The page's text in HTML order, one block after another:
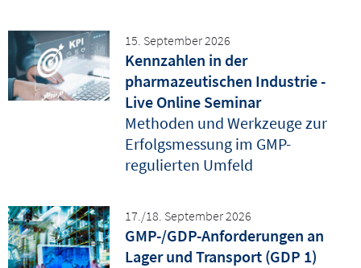
15. September 2026
Kennzahlen in der
pharmazeutischen Industrie -
Live Online Seminar
Methoden und Werkzeuge zur
Erfolgsmessung im GMP-
regulierten Umfeld
17./18. September 2026
GMP-/GDP-Anforderungen an
Lager und Transport (GDP 1)